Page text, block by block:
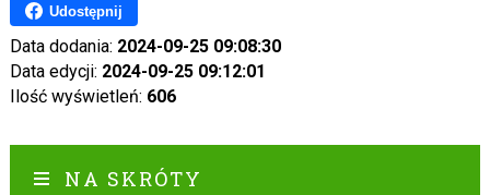
Udostępnij
Data dodania: 2024-09-25 09:08:30
Data edycji: 2024-09-25 09:12:01
Ilość wyświetleń: 606
NA SKRÓTY